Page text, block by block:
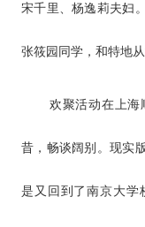
宋千里、杨逸莉夫妇
张筱园同学，和特地
欢聚活动在上海
昔，畅谈阔别。现实
是又回到了南京大学